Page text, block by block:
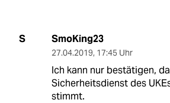
S SmoKing23
27.04.2019, 17:45 Uhr
Ich kann nur bestätigen,
Sicherheitsdienst des
stimmt.